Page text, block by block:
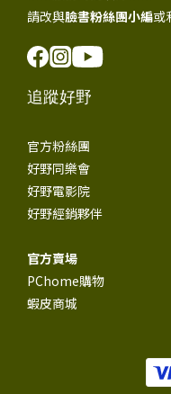
請改與臉書粉絲團小編或
追蹤好野
官方粉絲團
好野同樂會
好野電影院
好野經銷夥伴
官方賣場
PChome購物
蝦皮商城